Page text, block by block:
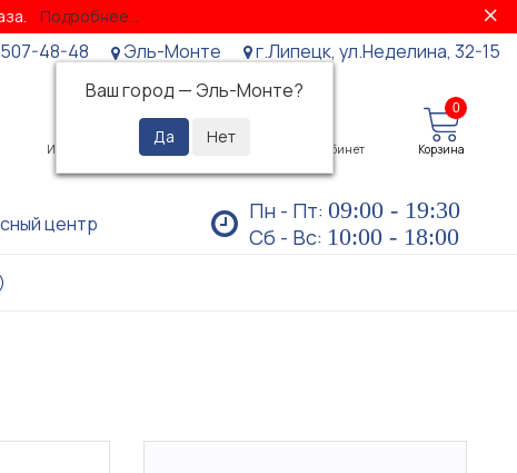
Подробнее...
48-48
Эль-Монте
Ваш город — Эль-Монте?
г.Липецк, ул.Неделина, 32-15
Избранное Просмотренные Личный кабинет
0
Корзина
центр Пн - Пт: 09:00 - 19:30
Сб - Вс: 10:00 - 18:00